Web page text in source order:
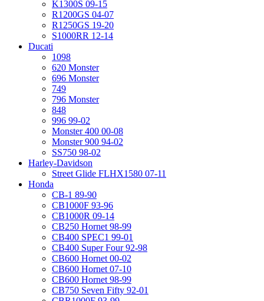
K1300S 09-15
R1200GS 04-07
R1250GS 19-20
S1000RR 12-14
Ducati
1098
620 Monster
696 Monster
749
796 Monster
848
996 99-02
Monster 400 00-08
Monster 900 94-02
SS750 98-02
Harley-Davidson
Street Glide FLHX1580 07-11
Honda
CB-1 89-90
CB1000F 93-96
CB1000R 09-14
CB250 Hornet 98-99
CB400 SPEC1 99-01
CB400 Super Four 92-98
CB600 Hornet 00-02
CB600 Hornet 07-10
CB600 Hornet 98-99
CB750 Seven Fifty 92-01